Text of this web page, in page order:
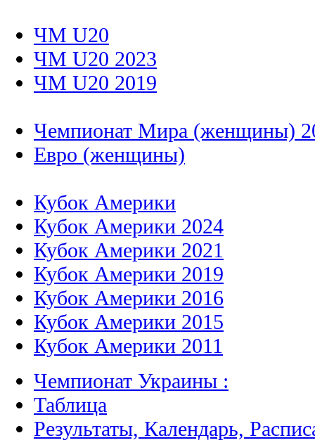
ЧМ U20
ЧМ U20 2023
ЧМ U20 2019
Чемпионат Мира (женщины)
Евро (женщины)
Кубок Америки
Кубок Америки 2024
Кубок Америки 2021
Кубок Америки 2019
Кубок Америки 2016
Кубок Америки 2015
Кубок Америки 2011
Чемпионат Украины :
Таблица
Результаты, Календарь,